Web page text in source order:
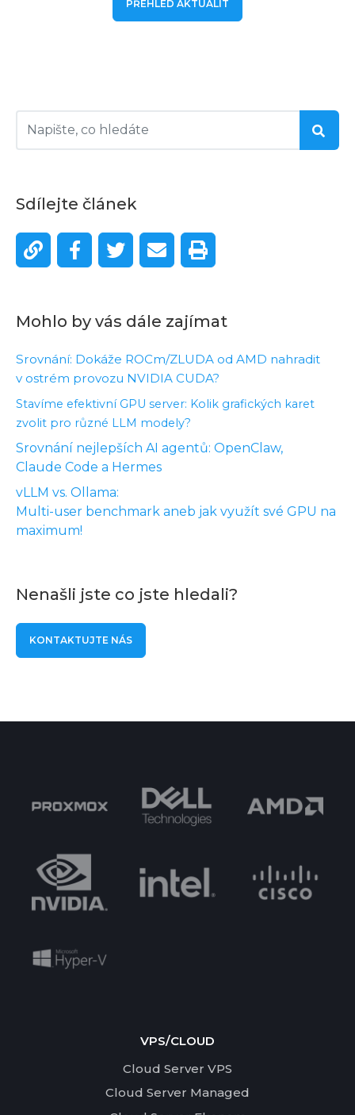
Sdílejte článek
Mohlo by vás dále zajímat
Srovnání: Dokáže ROCm/ZLUDA od AMD nahradit
v ostrém provozu NVIDIA CUDA?
Stavíme efektivní GPU server: Kolik grafických karet
zvolit pro různé LLM modely?
Srovnání nejlepších AI agentů: OpenClaw,
Claude Code a Hermes
vLLM vs. Ollama:
Multi-user benchmark aneb jak využít své GPU na
maximum!
Nenašli jste co jste hledali?
KONTAKTUJTE NÁS
PŘEHLED AKTUALIT
VPS/CLOUD
Cloud Server VPS
Cloud Server Managed